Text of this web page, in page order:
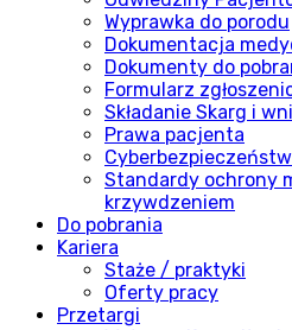
Wyprawka do porodu
Dokumentacja
Dokumenty do
Formularz
Składanie Skarg i
Prawa pacjenta
Standardy ochrony
krzywdzeniem
Do pobrania
Kariera
Staże / praktyki
Oferty pracy
Przetargi